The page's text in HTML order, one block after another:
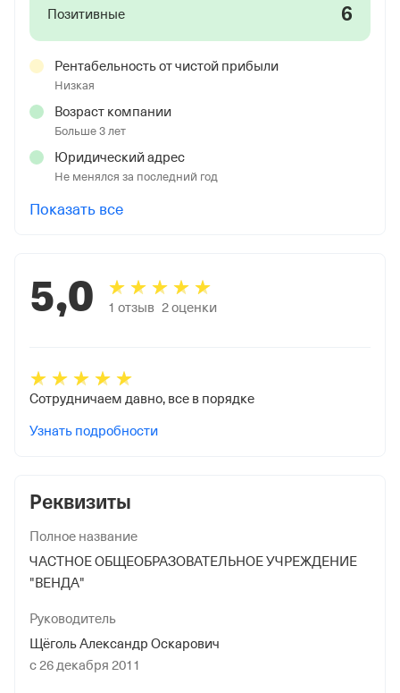
Реквизиты
Полное название
ЧАСТНОЕ ОБЩЕОБРАЗОВАТЕЛЬНОЕ УЧРЕЖДЕНИЕ
"ВЕНДА"
Руководитель
Щёголь Александр Оскарович
с 26 декабря 2011
Позитивные 6
Рентабельность от чистой прибыли
Низкая
Возраст компании
Больше 3 лет
Юридический адрес
Не менялся за последний год
Показать все
5,0 1 отзыв 2оценки
Сотрудничаем давно, все в порядке
Узнать подробности